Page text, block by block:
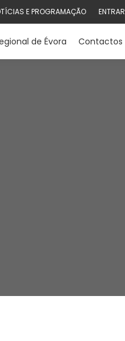
E PROGRAMAÇÃO ENTRAR
de Évora Contactos